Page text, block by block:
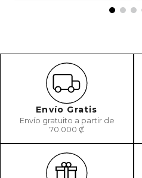
Envío Gratis
Envío gratuito a partir de
70.000 ₡